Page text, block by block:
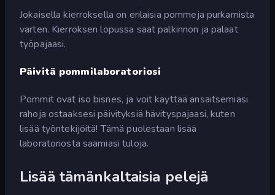
Jokaisella kierroksella on erilaisia pommeja purkamista
varten. Kierroksen lopussa saat palkinnon ja palaat
työpajaasi.
Päivitä pommilaboratoriosi
Pommit ovat iso bisnes, ja voit käyttää ansaitsemiasi
rahoja ostaaksesi päivityksiä hävityspajaasi, kuten
lisää työntekijöitä! Tämä puolestaan lisää
laboratoriosta saamiasi tuloja.
Lisää tämänkaltaisia pelejä